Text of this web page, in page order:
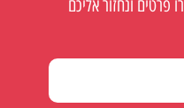
פרטים ונחזור אליכם